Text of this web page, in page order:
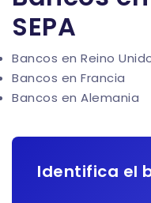
SEPA
Bancos en Reino
Bancos en Francia
Bancos en Alemania
Identifica el